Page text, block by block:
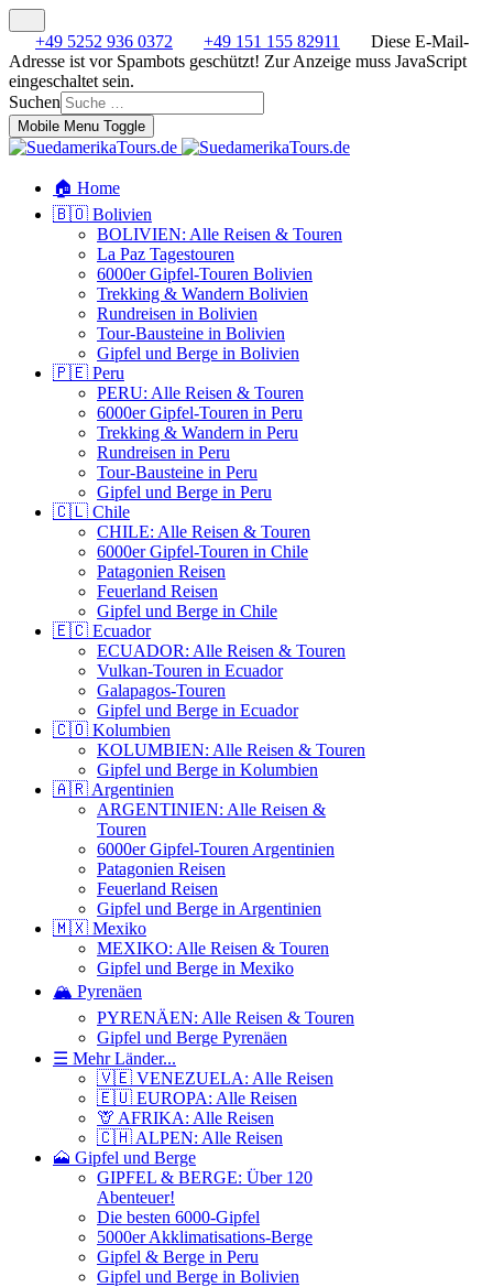
+49 5252 936 0372 +49 151 155 82911
Diese E-Mail-
Adresse ist vor Spambots geschützt! Zur Anzeige muss JavaScript
eingeschaltet sein.
Suchen
Mobile Menu Toggle
🏠 Home
🇧🇴 Bolivien
BOLIVIEN: Alle Reisen & Touren
La Paz Tagestouren
6000er Gipfel-Touren Bolivien
Trekking & Wandern Bolivien
Rundreisen in Bolivien
Tour-Bausteine in Bolivien
Gipfel und Berge in Bolivien
🇵🇪 Peru
PERU: Alle Reisen & Touren
6000er Gipfel-Touren in Peru
Trekking & Wandern in Peru
Rundreisen in Peru
Tour-Bausteine in Peru
Gipfel und Berge in Peru
🇨🇱 Chile
CHILE: Alle Reisen & Touren
6000er Gipfel-Touren in Chile
Patagonien Reisen
Feuerland Reisen
Gipfel und Berge in Chile
🇪🇨 Ecuador
ECUADOR: Alle Reisen & Touren
Vulkan-Touren in Ecuador
Galapagos-Touren
Gipfel und Berge in Ecuador
🇨🇴 Kolumbien
KOLUMBIEN: Alle Reisen & Touren
Gipfel und Berge in Kolumbien
🇦🇷 Argentinien
ARGENTINIEN: Alle Reisen &
Touren
6000er Gipfel-Touren Argentinien
Patagonien Reisen
Feuerland Reisen
Gipfel und Berge in Argentinien
🇲🇽 Mexiko
MEXIKO: Alle Reisen & Touren
Gipfel und Berge in Mexiko
🏔️ Pyrenäen
PYRENÄEN: Alle Reisen & Touren
Gipfel und Berge Pyrenäen
☰ Mehr Länder...
🇻🇪 VENEZUELA: Alle Reisen
🇪🇺 EUROPA: Alle Reisen
🦒 AFRIKA: Alle Reisen
🇨🇭 ALPEN: Alle Reisen
🗻 Gipfel und Berge
GIPFEL & BERGE: Über 120
Abenteuer!
Die besten 6000-Gipfel
5000er Akklimatisations-Berge
Gipfel & Berge in Peru
Gipfel und Berge in Bolivien